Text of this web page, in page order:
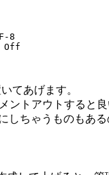
8
Off
てあげます。
ントアウトすると良
しちゃうものもあ